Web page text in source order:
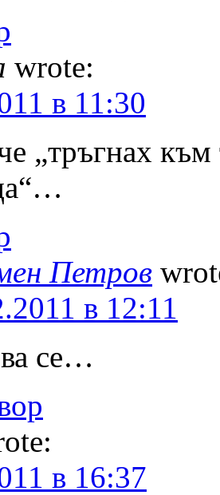
wrote:
в 11:30
„тръгнах към
Петров
в 12:11
се…
в 16:37